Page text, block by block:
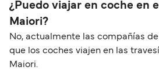
¿Puedo viajar en coche en
Maiori?
No, actualmente las compañías
que los coches viajen en las
Maiori.